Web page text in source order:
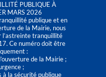
PUBLIQUE À
MARS 2026
publique et en
de la Mairie, nous
tranquillité
Ce numéro doit être
:
de la Mairie ;
;
la sécurité publique